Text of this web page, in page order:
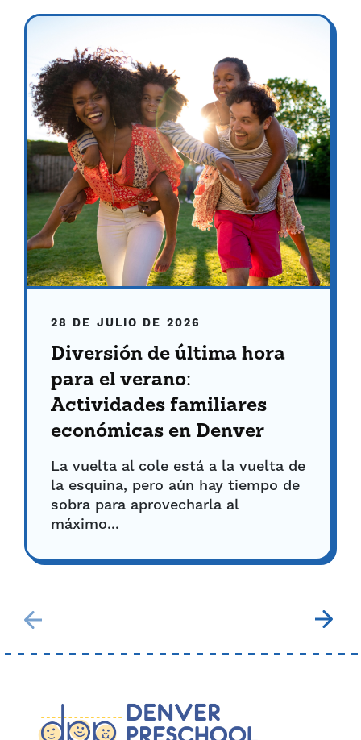
28 DE JULIO DE 2026
Diversión de última hora
para el verano:
Actividades familiares
económicas en Denver
La vuelta al cole está a la vuelta de
la esquina, pero aún hay tiempo de
sobra para aprovecharla al
máximo...